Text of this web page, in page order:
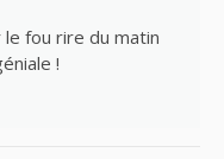
le fou rire du matin
!